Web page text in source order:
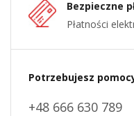
Bezpieczne
Płatności
Potrzebujesz
+48 666 630 789